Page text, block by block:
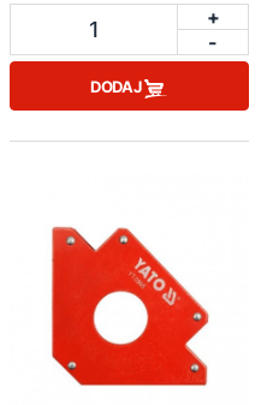
1
+
-
DODAJ